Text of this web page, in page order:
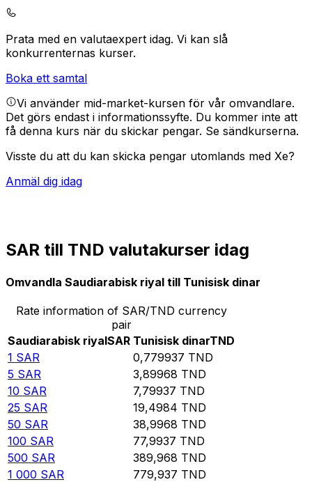
Prata med en valutaexpert idag. Vi kan slå
konkurrenternas kurser.
Boka ett samtal
Vi använder mid-market-kursen för vår omvandlare.
Det görs endast i informationssyfte. Du kommer inte att
få denna kurs när du skickar pengar. Se sändkurserna.
Visste du att du kan skicka pengar utomlands med Xe?
Anmäl dig idag
SAR till TND valutakurser idag
Omvandla Saudiarabisk riyal till Tunisisk dinar
Rate information of SAR/TND currency
pair
Saudiarabisk riyalSAR Tunisisk dinarTND
1 SAR 0,779937 TND
5 SAR 3,89968 TND
10 SAR 7,79937 TND
25 SAR 19,4984 TND
50 SAR 38,9968 TND
100 SAR 77,9937 TND
500 SAR 389,968 TND
1 000 SAR 779,937 TND